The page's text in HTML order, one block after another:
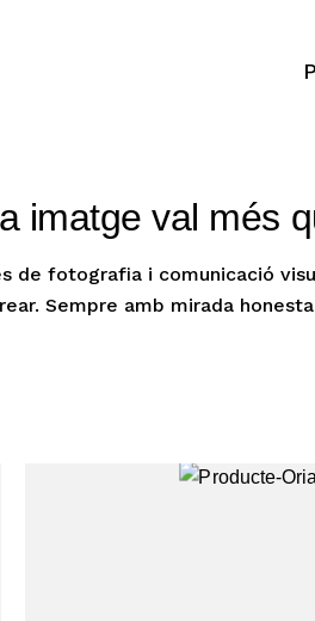
imatge val més
de fotografia i comunicació
Sempre amb mirada